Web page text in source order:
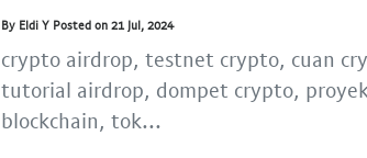
By Eldi Y Posted on 21 Jul, 2024
crypto airdrop, testnet crypto, cuan
tutorial airdrop, dompet crypto, proyek
blockchain, tok...